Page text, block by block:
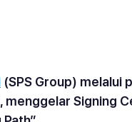
(SPS Group) melalui
menggelar Signing